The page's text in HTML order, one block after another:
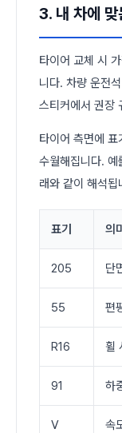
3. 내 차에 맞
타이어 교체 시
니다. 차량 운전
스티커에서 권장
타이어 측면에
수월해집니다.
래와 같이 해석됩
표기 의미
205 단
55 편
R16 휠
91 하
V 속